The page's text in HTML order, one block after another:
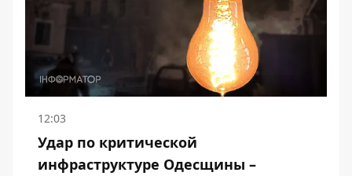
12:03
Удар по критической
инфраструктуре Одесщины –